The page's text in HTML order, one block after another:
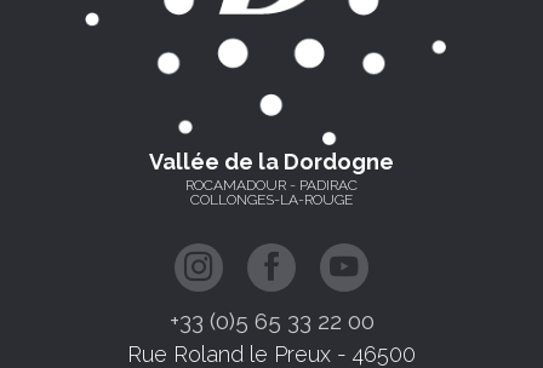
Vallée de la Dordogne
ROCAMADOUR - PADIRAC
COLLONGES-LA-ROUGE
+33 (0)5 65 33 22 00
Rue Roland le Preux - 46500